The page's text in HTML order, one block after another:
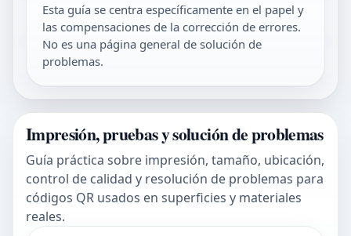
Esta guía se centra específicamente en el papel y
las compensaciones de la corrección de errores.
No es una página general de solución de
problemas.
Impresión, pruebas y solución de problemas
Guía práctica sobre impresión, tamaño, ubicación,
control de calidad y resolución de problemas para
códigos QR usados en superficies y materiales
reales.